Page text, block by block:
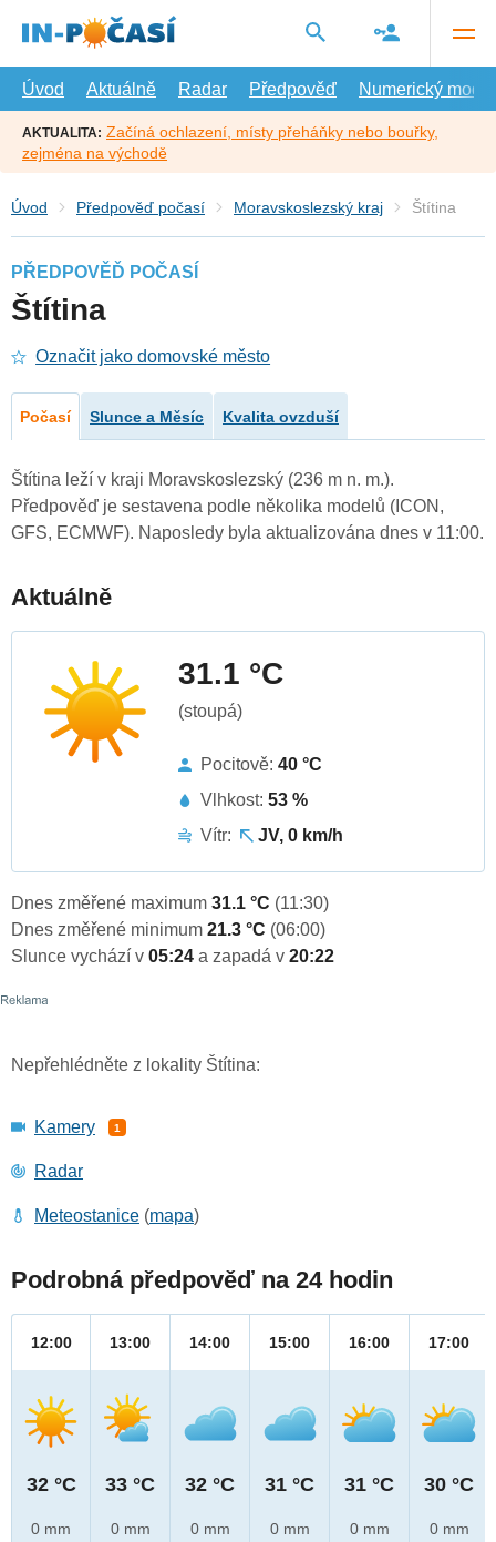
hlavní
Úvod
Aktuálně Radar Předpověď Numerický model
AKTUALITA: Začíná ochlazení, místy přeháňky nebo bouřky,
zejména na východě
Úvod Předpověď počasí Moravskoslezský kraj Štítina
PŘEDPOVĚĎ POČASÍ
Štítina
Označit jako domovské město
Počasí Slunce a Měsíc Kvalita ovzduší
Štítina leží v kraji Moravskoslezský (236 m n. m.).
Předpověď je sestavena podle několika modelů (ICON,
GFS, ECMWF). Naposledy byla aktualizována dnes v 11:00.
Aktuálně
31.1 °C
(stoupá)
Pocitově: 40 °C
Vlhkost: 53 %
Vítr:
JV, 0 km/h
Dnes změřené maximum 31.1 °C (11:30)
Dnes změřené minimum 21.3 °C (06:00)
Slunce vychází v 05:24 a zapadá v 20:22
Nepřehlédněte z lokality Štítina:
Kamery 1
Radar
Meteostanice (mapa)
Podrobná předpověď na 24 hodin
12:00
32 °C
0 mm
13:00
33 °C
0 mm
14:00
32 °C
0 mm
15:00
31 °C
0 mm
16:00
31 °C
0 mm
17:00
30 °C
0 mm